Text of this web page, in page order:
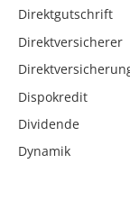
Direktgutschrift
Direktversicherer
Dispokredit
Dividende
Dynamik